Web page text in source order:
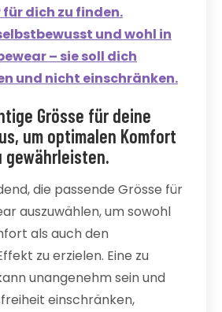
für dich zu finden.
und wohl in
– sie soll dich
und nicht einschränken.
Grösse für deine
um optimalen Komfort
gewährleisten.
die passende Grösse für
auszuwählen, um sowohl
als auch den
zu erzielen. Eine zu
unangenehm sein und
einschränken,